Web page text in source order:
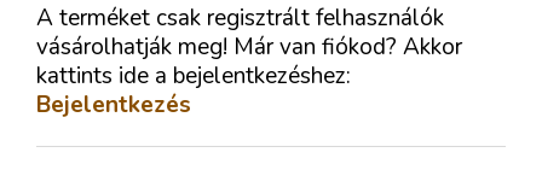
A terméket csak regisztrált felhasználók
vásárolhatják meg! Már van fiókod? Akkor
kattints ide a bejelentkezéshez:
Bejelentkezés